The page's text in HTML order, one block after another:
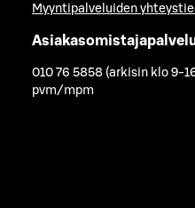
Myyntipalveluiden
010 76 5858 (arkisin klo 9-
pvm/mpm